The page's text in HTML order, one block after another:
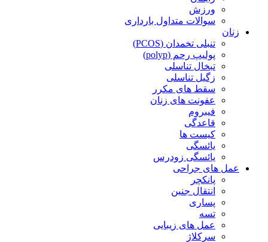
ورزش
سوالات متداول بارداری
زنان
تنبلی تخمدان (PCOS)
پولیپ رحم (polyp)
تبخال تناسلی
زگیل تناسلی
سقط های مکرر
عفونت های زنان
فیبروم
قاعدگی
کیست ها
یائسگی
یائسگی زودرس
عمل های جراحی
پانکچر
انتقال جنین
پساری
تسه
عمل های زیبایی
سرکلاژ